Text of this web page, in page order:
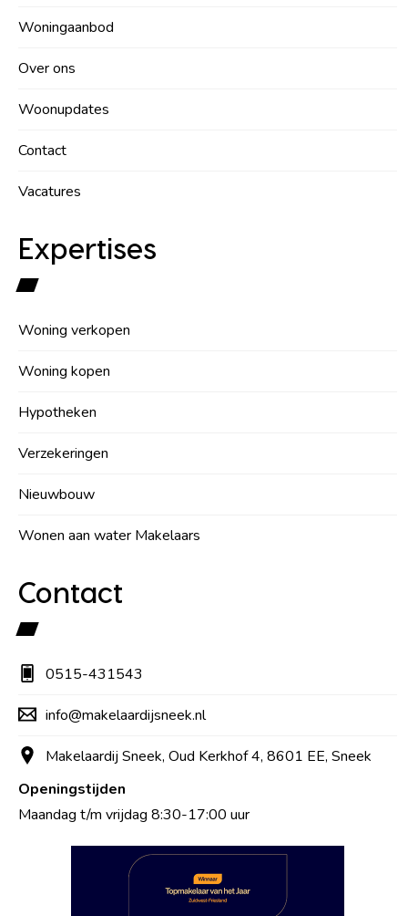
Woningaanbod
Over ons
Woonupdates
Contact
Vacatures
Expertises
Woning verkopen
Woning kopen
Hypotheken
Verzekeringen
Nieuwbouw
Wonen aan water Makelaars
Contact
0515-431543
info@makelaardijsneek.nl
Makelaardij Sneek, Oud Kerkhof 4, 8601 EE, Sneek
Openingstijden
Maandag t/m vrijdag 8:30-17:00 uur